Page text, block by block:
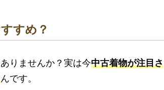
すめ？
りませんか？実は今中古着物が注目さ
んです。